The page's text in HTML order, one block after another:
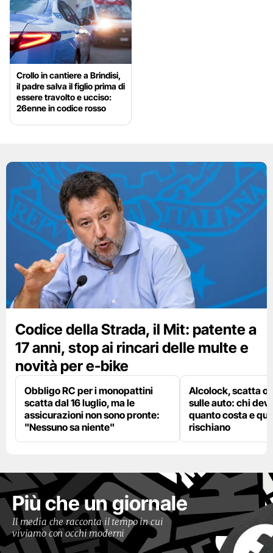
Crollo in cantiere a Brindisi,
il padre salva il figlio prima di
essere travolto e ucciso:
26enne in codice rosso
Codice della Strada, il Mit: patente a
17 anni, stop ai rincari delle multe e
novità per e-bike
Obbligo RC per i monopattini
scatta dal 16 luglio, ma le
assicurazioni non sono pronte:
"Nessuno sa niente"
Alcolock, scatta
sulle auto: chi
quanto costa e
rischiano
Più che un giornale
Il media che racconta il tempo in cui
viviamo con occhi moderni